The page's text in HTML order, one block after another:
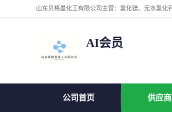
AI会员
公司首页 供应